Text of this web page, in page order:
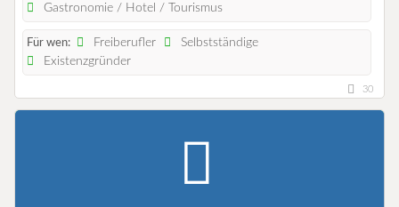
Gastronomie / Hotel / Tourismus
Für wen: Freiberufler
Selbstständige
Existenzgründer
30